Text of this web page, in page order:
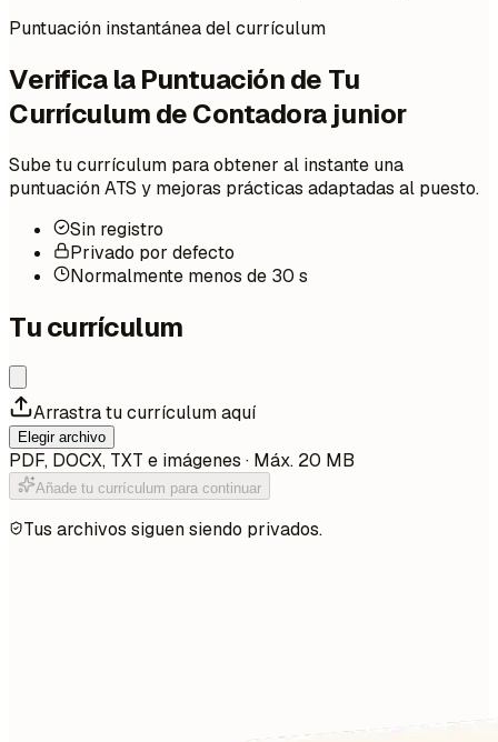
Puntuación instantánea del currículum
Verifica la Puntuación de Tu
Currículum de Contadora junior
Sube tu currículum para obtener al instante una
puntuación ATS y mejoras prácticas adaptadas al puesto.
Sin registro
Privado por defecto
Normalmente menos de 30 s
Tu currículum
Arrastra tu currículum aquí
Elegir archivo
PDF, DOCX, TXT e imágenes · Máx. 20 MB
Añade tu currículum para continuar
Tus archivos siguen siendo privados.